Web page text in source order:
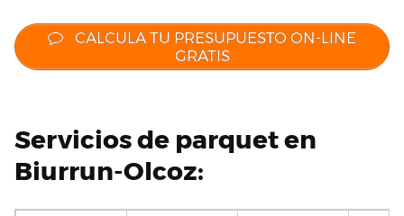
CALCULA TU PRESUPUESTO ON-LINE
GRATIS
Servicios de parquet en
Biurrun-Olcoz: